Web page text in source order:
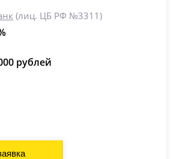
(лиц. ЦБ РФ №3311)
рублей